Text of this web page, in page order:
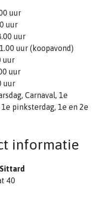
uur
uur
uur
uur (koopavond)
uur
uur
uur
Carnaval, 1e
1e pinksterdag, 1e en 2e
informatie
40